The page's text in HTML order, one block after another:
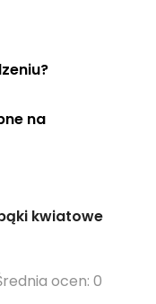
na
kwiatowe
ocen: 0